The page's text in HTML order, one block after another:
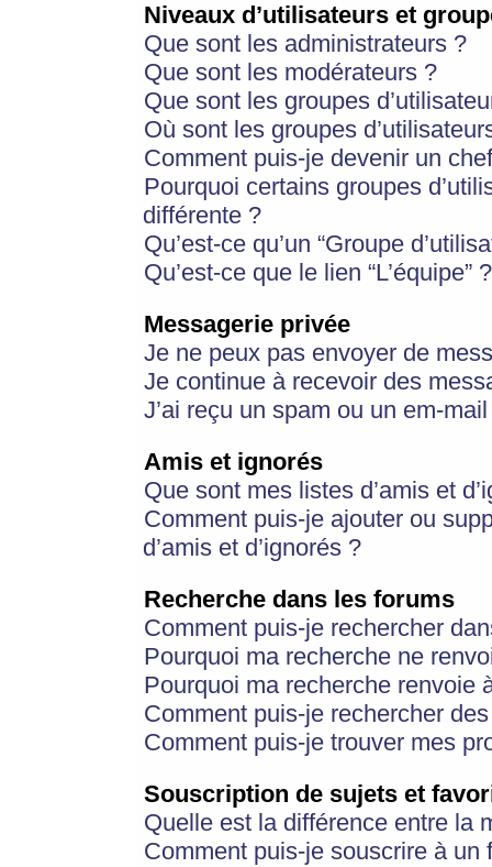
Niveaux d’utilisateurs et
Que sont les administrateurs ?
Que sont les modérateurs ?
Que sont les groupes
Où sont les groupes
Comment puis-je devenir un
Pourquoi certains groupes
différente ?
Qu’est-ce qu’un “Groupe
Qu’est-ce que le lien “L’équipe” ?
Messagerie privée
Je ne peux pas envoyer de
Je continue à recevoir des
J’ai reçu un spam ou un em-
Amis et ignorés
Que sont mes listes d’amis et
Comment puis-je ajouter ou
d’amis et d’ignorés ?
Recherche dans les forums
Comment puis-je rechercher
Pourquoi ma recherche ne
Pourquoi ma recherche renvoie
Comment puis-je rechercher
Comment puis-je trouver mes
Souscription de sujets et
Quelle est la différence entre la
Comment puis-je souscrire à